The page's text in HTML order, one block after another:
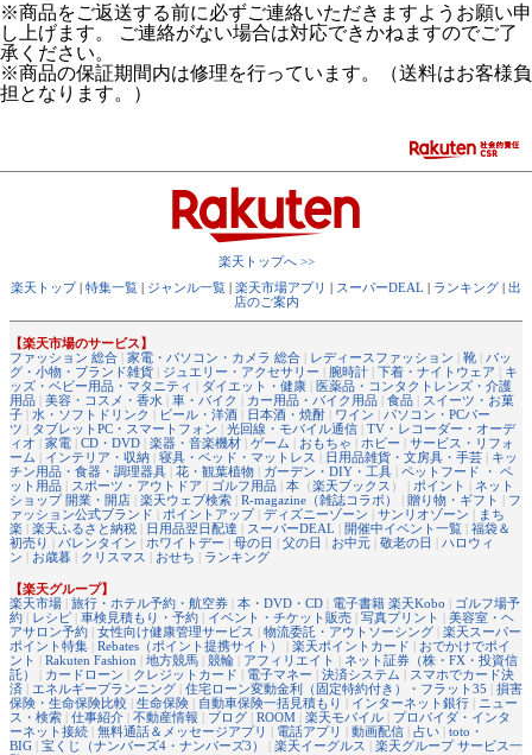
※商品をご返送する前に必ずご連絡いただきますようお願い申
し上げます。 ご連絡がない場合は対応できかねますのでご了
承ください。
※商品の保証期間内は修理を行っています。（送料はお客様負
担となります。）
楽天トップへ >>
楽天トップ| 特集一覧 | ジャンル一覧 | 楽天市場アプリ | スーパーDEAL | ランキング | 出
店のご案内
【楽天市場のサービス】
ファッション 総合 | 家電・パソコン・カメラ 総合 | レディースファッション | 靴 | バッ
グ・小物・ブランド雑貨 | ジュエリー・アクセサリー | 腕時計 | 下着・ナイトウェア | キ
ッズ・ベビー用品・マタニティ | ダイエット・健康 | 医薬品・コンタクトレンズ・介護
用品 | 美容・コスメ・香水 | 車・バイク | カー用品・バイク用品 | 食品 | スイーツ・お菓
子 | 水・ソフトドリンク | ビール・洋酒 | 日本酒・焼酎 | ワイン | パソコン・PCパー
ツ | タブレットPC・スマートフォン | 光回線・モバイル通信 | TV・レコーダー・オーデ
ィオ | 家電 | CD・DVD | 楽器・音楽機材 | ゲーム | おもちゃ | ホビー | サービス・リフォ
ーム | インテリア・収納 | 寝具・ベッド・マットレス | 日用品雑貨・文房具・手芸 | キッ
チン用品・食器・調理器具 | 花・観葉植物 | ガーデン・DIY・工具 | ペットフード ・ ペ
ット用品 | スポーツ・アウトドア | ゴルフ用品 | 本 （楽天ブックス ） | ポイント | ネット
ショップ 開業・開店 | 楽天ウェブ検索 | R-magazine（雑誌コラボ） | 贈り物・ギフト | フ
ァッション公式ブランド | ポイントアップ| ディズニーゾーン | サンリオゾーン | まち
楽 | 楽天ふるさと納税 | 日用品翌日配達 | スーパーDEAL | 開催中イベント一覧 | 福袋＆
初売り | バレンタイン | ホワイトデー | 母の日 | 父の日 | お中元 | 敬老の日 | ハロウィ
ン | お歳暮 | クリスマス | おせち | ランキング
【楽天グループ】
楽天市場 | 旅行・ホテル予約・航空券 | 本・DVD・CD | 電子書籍 楽天Kobo | ゴルフ場予
約 | レシピ | 車検見積もり・予約 | イベント・チケット販売 | 写真プリント | 美容室・ヘ
アサロン予約 | 女性向け健康管理サービス | 物流委託・アウトソーシング | 楽天スーパー
ポイント特集 | Rebates（ポイント提携サイト） | 楽天ポイントカード | おでかけでポイ
ント | Rakuten Fashion | 地方競馬 | 競輪 | アフィリエイト | ネット証券（株・FX・投資信
託）
| カードローン | クレジットカード | 電子マネー | 決済システム | スマホでカード決
済 | エネルギープランニング | 住宅ローン変動金利（固定特約付き）・フラット35 | 損害
保険・生命保険比較 | 生命保険 | 自動車保険一括見積もり | インターネット銀行 | ニュー
ス・検索 | 仕事紹介 | 不動産情報 | ブログ | ROOM | 楽天モバイル | プロバイダ・インタ
ーネット接続 | 無料通話＆メッセージアプリ | 電話アプリ | 動画配信 | 占い | toto・
BIG | 宝くじ（ナンバーズ4・ナンバーズ3） | 楽天イーグルス | 楽天グループ サービス一